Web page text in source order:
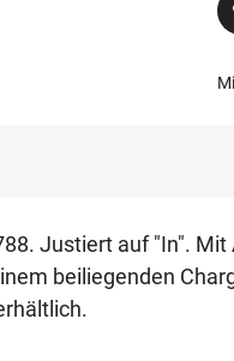
Justiert auf "In".
beiliegenden